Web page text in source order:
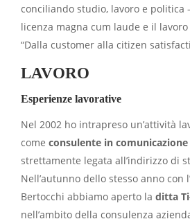
conciliando studio, lavoro e politica
licenza magna cum laude e il
“Dalla customer alla citizen
LAVORO
Esperienze lavorative
Nel 2002 ho intrapreso un’attività
come consulente in
strettamente legata all’indirizzo di
Nell’autunno dello stesso anno con
Bertocchi abbiamo aperto la ditta
nell’ambito della consulenza